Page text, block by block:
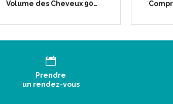
Volume des Cheveux 90…
Prendre
un rendez-vous